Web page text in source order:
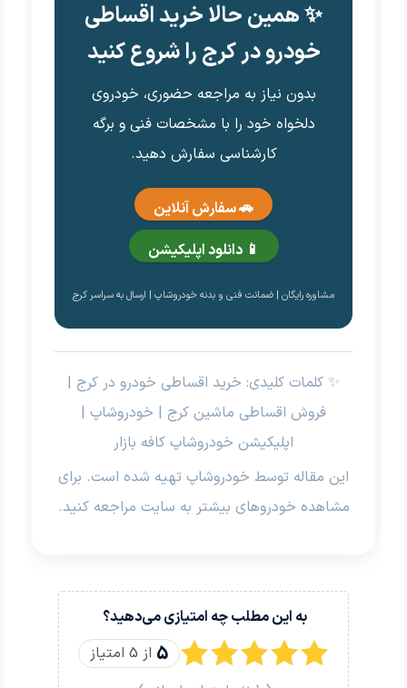
✨ همین حالا خرید اقساطی
خودرو در کرج را شروع کنید
بدون نیاز به مراجعه حضوری، خودروی
دلخواه خود را با مشخصات فنی و برگه
کارشناسی سفارش دهید.
🚗 سفارش آنلاین
📱 دانلود اپلیکیشن
مشاوره رایگان | ضمانت فنی و بدنه خودروشاپ | ارسال به سراسر کرج
✨ کلمات کلیدی: خرید اقساطی خودرو در کرج |
فروش اقساطی ماشین کرج | خودروشاپ |
اپلیکیشن خودروشاپ کافه بازار
این مقاله توسط خودروشاپ تهیه شده است. برای
مشاهده خودروهای بیشتر به سایت مراجعه کنید.
به این مطلب چه امتیازی می‌دهید؟
5 از 5 امتیاز